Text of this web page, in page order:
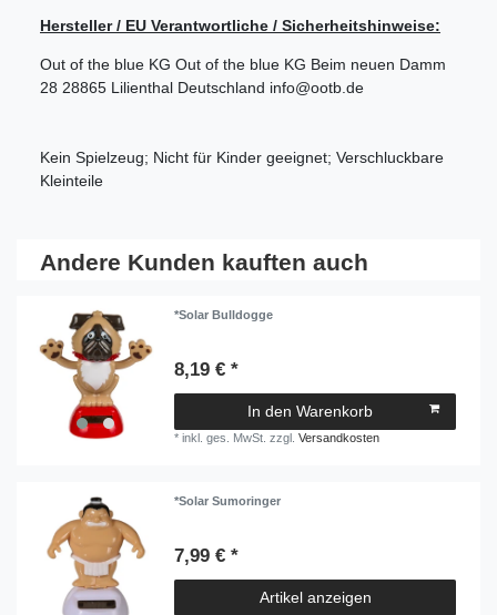
Hersteller / EU Verantwortliche / Sicherheitshinweise:
Out of the blue KG Out of the blue KG Beim neuen Damm
28 28865 Lilienthal Deutschland info@ootb.de
Kein Spielzeug; Nicht für Kinder geeignet; Verschluckbare
Kleinteile
Andere Kunden kauften auch
*Solar Bulldogge
8,19 € *
In den Warenkorb
*inkl. ges. MwSt. zzgl.Versandkosten
*Solar Sumoringer
7,99 € *
Artikel anzeigen